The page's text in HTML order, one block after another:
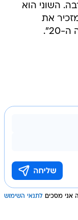
השוני הוא
את
אני מסכים לתנאי השימוש